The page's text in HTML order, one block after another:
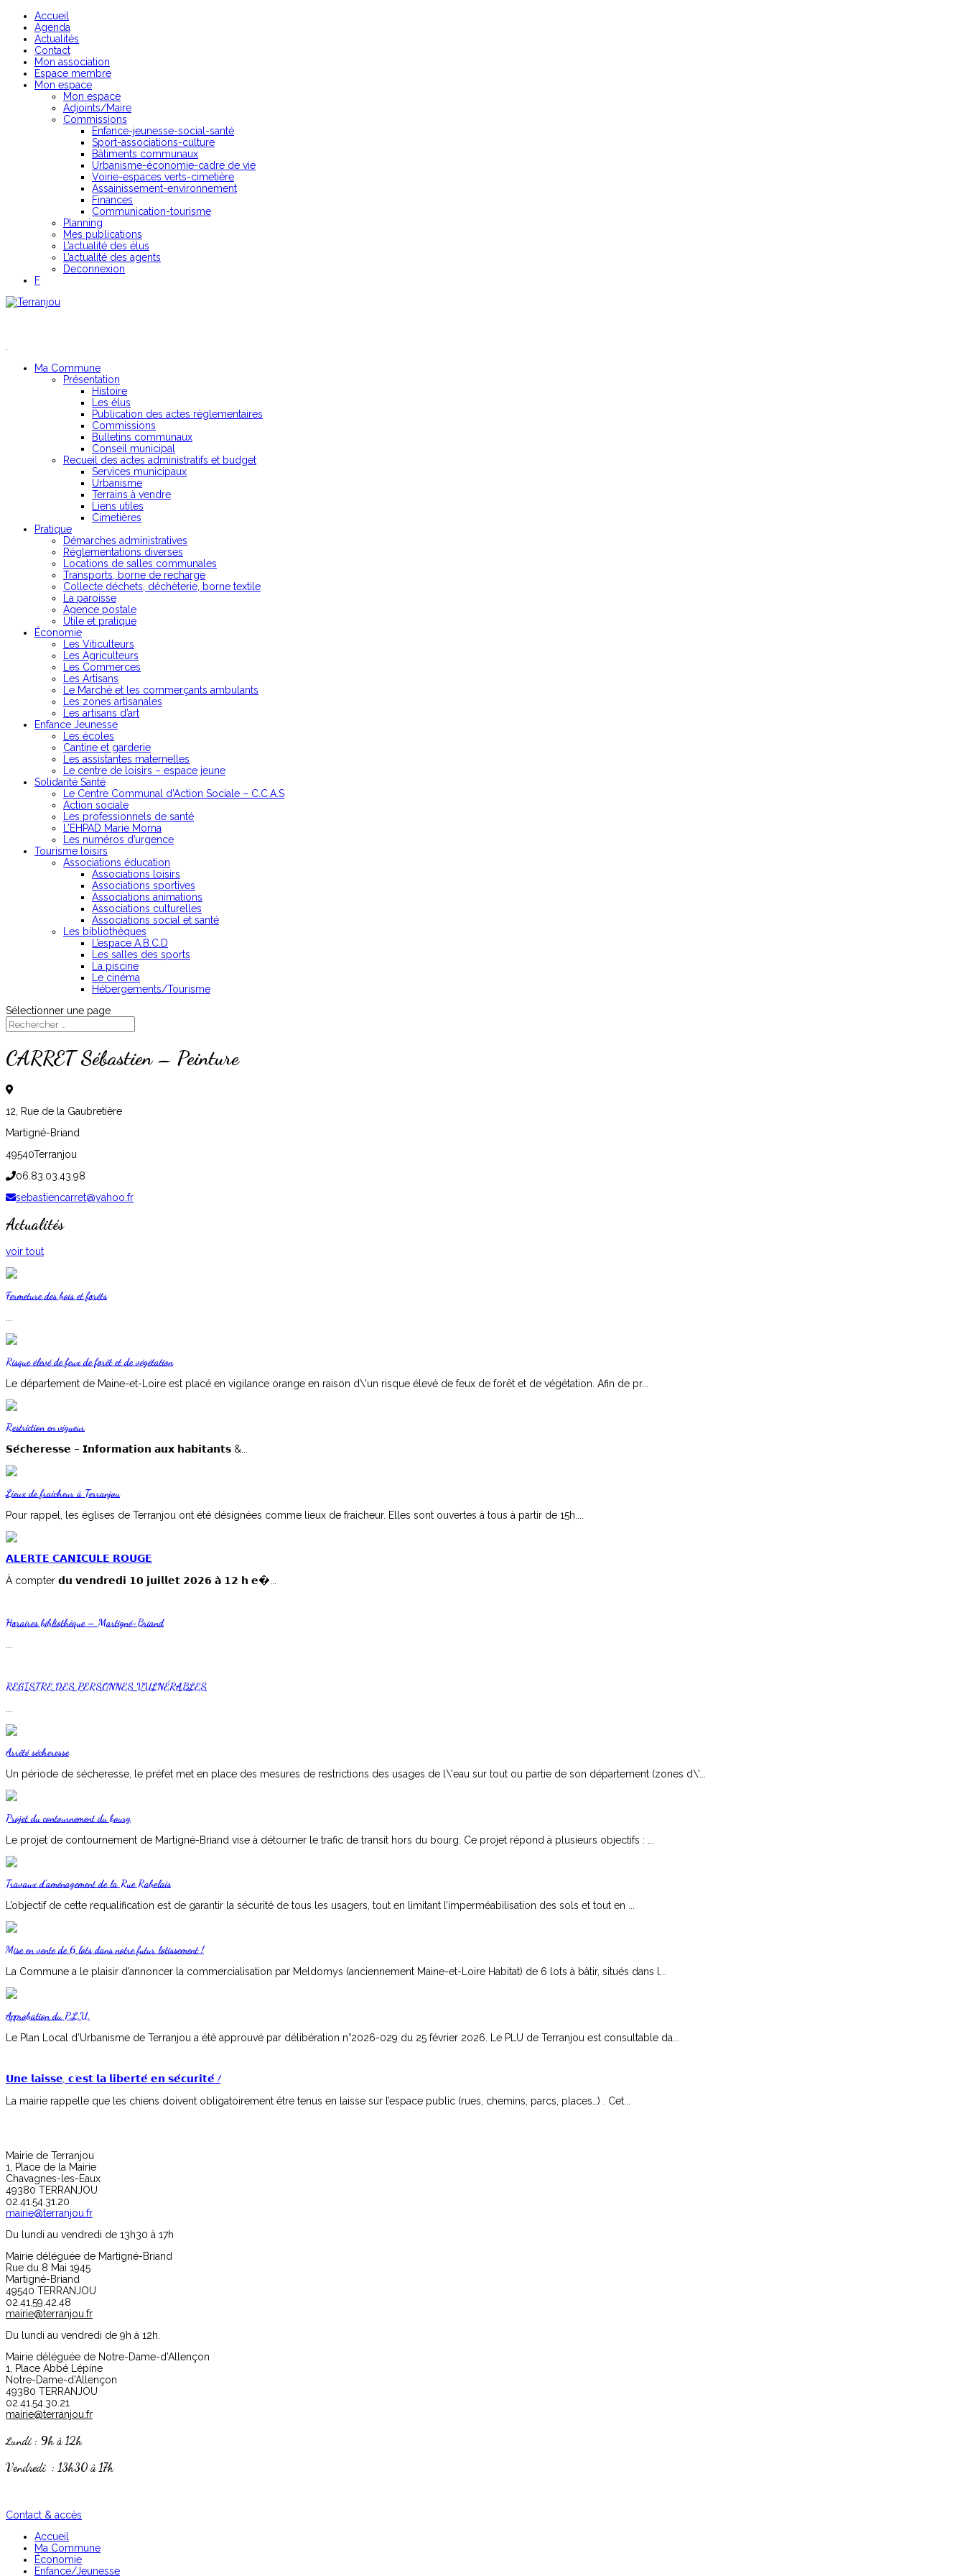
Accueil
Agenda
Actualités
Contact
Mon association
Espace membre
Mon espace
Mon espace
Adjoints/Maire
Commissions
Enfance-jeunesse-social-santé
Sport-associations-culture
Bâtiments communaux
Urbanisme-économie-cadre de vie
Voirie-espaces verts-cimetière
Assainissement-environnement
Finances
Communication-tourisme
Planning
Mes publications
L’actualité des élus
L’actualité des agents
Deconnexion
F
Ma Commune
Présentation
Histoire
Les élus
Publication des actes règlementaires
Commissions
Bulletins communaux
Conseil municipal
Recueil des actes administratifs et budget
Services municipaux
Urbanisme
Terrains à vendre
Liens utiles
Cimetières
Pratique
Démarches administratives
Réglementations diverses
Locations de salles communales
Transports, borne de recharge
Collecte déchets, déchèterie, borne textile
La paroisse
Agence postale
Utile et pratique
Économie
Les Viticulteurs
Les Agriculteurs
Les Commerces
Les Artisans
Le Marché et les commerçants ambulants
Les zones artisanales
Les artisans d’art
Enfance Jeunesse
Les écoles
Cantine et garderie
Les assistantes maternelles
Le centre de loisirs – espace jeune
Solidarité Santé
Le Centre Communal d’Action Sociale – C.C.A.S
Action sociale
Les professionnels de santé
L’EHPAD Marie Morna
Les numéros d’urgence
Tourisme loisirs
Associations éducation
Associations loisirs
Associations sportives
Associations animations
Associations culturelles
Associations social et santé
Les bibliothèques
L’espace A.B.C.D
Les salles des sports
La piscine
Le cinéma
Hébergements/Tourisme
Sélectionner une page
CARRET Sébastien – Peinture
12, Rue de la Gaubretière
Martigné-Briand
49540Terranjou
06.83.03.43.98
sebastiencarret@yahoo.fr
Actualités
voir tout
Fermeture des bois et forêts
Risque élevé de feux de forêt et de végétation
Le département de Maine-et-Loire est placé en vigilance orange en raison d\'un risque élevé de feux de forêt et de végétation. Afin de pr...
Restriction en vigueur
𝗦𝗲́𝗰𝗵𝗲𝗿𝗲𝘀𝘀𝗲 – 𝗜𝗻𝗳𝗼𝗿𝗺𝗮𝘁𝗶𝗼𝗻 𝗮𝘂𝘅 𝗵𝗮𝗯𝗶𝘁𝗮𝗻𝘁𝘀 &...
Lieux de fraicheur à Terranjou
Pour rappel, les églises de Terranjou ont été désignées comme lieux de fraicheur. Elles sont ouvertes à tous à partir de 15h....
𝗔𝗟𝗘𝗥𝗧𝗘 𝗖𝗔𝗡𝗜𝗖𝗨𝗟𝗘 𝗥𝗢𝗨𝗚𝗘
À compter 𝗱𝘂 𝘃𝗲𝗻𝗱𝗿𝗲𝗱𝗶 𝟭𝟬 𝗷𝘂𝗶𝗹𝗹𝗲𝘁 𝟮𝟬𝟮𝟲 𝗮̀ 𝟭𝟮 𝗵 𝗲�...
Horaires bibliothèque – Martigné-Briand
REGISTRE DES PERSONNES VULNÉRABLES
Arrêté sécheresse
Un période de sécheresse, le préfet met en place des mesures de restrictions des usages de l\'eau sur tout ou partie de son département (zones d\'...
Projet du contournement du bourg
Le projet de contournement de Martigné-Briand vise à détourner le trafic de transit hors du bourg. Ce projet répond à plusieurs objectifs : ...
Travaux d’aménagement de la Rue Rabelais
L’objectif de cette requalification est de garantir la sécurité de tous les usagers, tout en limitant l’imperméabilisation des sols et tout en ...
Mise en vente de 6 lots dans notre futur lotissement !
La Commune a le plaisir d’annoncer la commercialisation par Meldomys (anciennement Maine-et-Loire Habitat) de 6 lots à bâtir, situés dans l...
Approbation du P.L.U.
Le Plan Local d’Urbanisme de Terranjou a été approuvé par délibération n°2026-029 du 25 février 2026. Le PLU de Terranjou est consultable da...
𝗨𝗻𝗲 𝗹𝗮𝗶𝘀𝘀𝗲, 𝗰’𝗲𝘀𝘁 𝗹𝗮 𝗹𝗶𝗯𝗲𝗿𝘁𝗲́ 𝗲𝗻 𝘀𝗲́𝗰𝘂𝗿𝗶𝘁𝗲́ !
La mairie rappelle que les chiens doivent obligatoirement être tenus en laisse sur l’espace public (rues, chemins, parcs, places…) . Cet...
Mairie de Terranjou
1, Place de la Mairie
Chavagnes-les-Eaux
49380 TERRANJOU
02.41.54.31.20
mairie@terranjou.fr
Du lundi au vendredi de 13h30 à 17h
Mairie déléguée de Martigné-Briand
Rue du 8 Mai 1945
Martigné-Briand
49540 TERRANJOU
02.41.59.42.48
mairie@terranjou.fr
Du lundi au vendredi de 9h à 12h.
Mairie déléguée de Notre-Dame-d’Allençon
1, Place Abbé Lépine
Notre-Dame-d’Allençon
49380 TERRANJOU
02.41.54.30.21
mairie@terranjou.fr
Lundi : 9h à 12h
Vendredi : 13h30 à 17h
Contact & accès
Accueil
Ma Commune
Économie
Enfance/Jeunesse